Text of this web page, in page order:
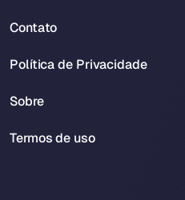
Contato
Política de Privacidade
Sobre
Termos de uso